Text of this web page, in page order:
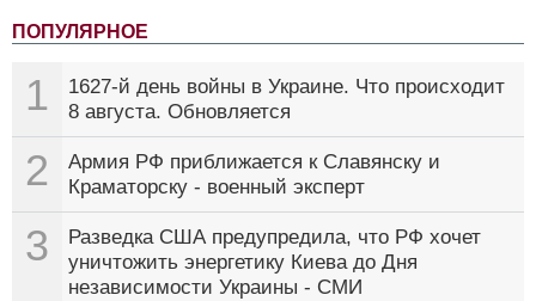
ПОПУЛЯРНОЕ
1
1627-й день войны в Украине. Что происходит
8 августа. Обновляется
2
Армия РФ приближается к Славянску и
Краматорску - военный эксперт
3
Разведка США предупредила, что РФ хочет
уничтожить энергетику Киева до Дня
независимости Украины - СМИ